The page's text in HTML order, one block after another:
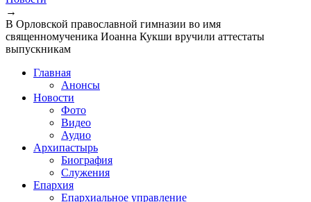
→
В Орловской православной гимназии во имя
священномученика Иоанна Кукши вручили аттестаты
выпускникам
Главная
Анонсы
Новости
Фото
Видео
Аудио
Архипастырь
Биография
Служения
Епархия
Епархиальное управление